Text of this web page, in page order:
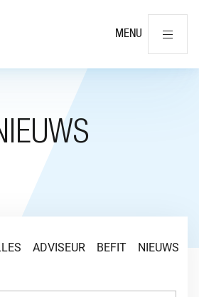
MENU
ADVISEUR BEFIT NIEUWS